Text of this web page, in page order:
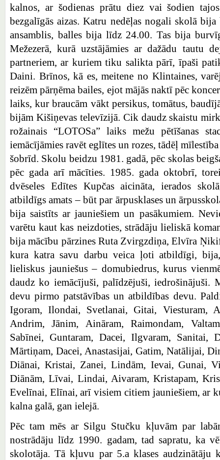
kalnos, ar šodienas prātu diez vai šodien
bezgalīgās aizas. Katru nedēļas nogali skolā bija
ansamblis, balles bija līdz 24.00. Tas bija
Mežezerā, kurā uzstājāmies ar dažādu tautu
partneriem, ar kuriem tiku salikta pārī, īpaši
Daini. Brīnos, kā es, meitene no Klintaines,
reizēm pārņēma bailes, ejot mājās naktī pēc
laiks, kur braucām vākt persikus, tomātus,
bijām Kišiņevas televīzijā. Cik daudz skaistu
rožainais “LOTOSa” laiks mežu pētīšanas
iemācījāmies ravēt eglītes un rozes, tādēļ
šobrīd. Skolu beidzu 1981. gadā, pēc skolas
pēc gada arī mācīties. 1985. gada oktobrī,
dvēseles Edītes Kupčas aicināta, ierados
atbildīgs amats – būt par ārpusklases un
bija saistīts ar jauniešiem un pasākumiem.
varētu kaut kas neizdoties, strādāju lieliskā
bija mācību pārzines Ruta Zvirgzdiņa, Elvīra
kura katra savu darbu veica ļoti atbildīgi,
lieliskus jauniešus – domubiedrus, kurus
daudz ko iemācījuši, palīdzējuši, iedrošinājuši.
devu pirmo patstāvības un atbildības devu.
Igoram, Ilondai, Svetlanai, Gitai, Viesturam,
Andrim, Jānim, Aināram, Raimondam,
Sabīnei, Guntaram, Dacei, Ilgvaram, Sanitai,
Mārtiņam, Dacei, Anastasijai, Gatim, Natālijai,
Diānai, Kristai, Zanei, Lindām, Ievai, Gunai,
Diānām, Līvai, Lindai, Aivaram, Kristapam,
Evelīnai, Elīnai, arī visiem citiem jauniešiem, ar
kalna galā, gan ielejā.
Pēc tam mēs ar Silgu Stučku kļuvām par
nostrādāju līdz 1990. gadam, tad sapratu, ka
skolotāja. Tā kļuvu par 5.a klases